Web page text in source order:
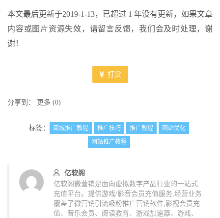
本文最后更新于2019-1-13，已超过 1 年没有更新，如果文章
内容或图片资源失效，请留言反馈，我们会及时处理，谢
谢！
打赏
分享到： 更多 (0)
标签： 商城推广教程 推广技巧 推广教程
网站优化
网站推广教程
亿软阁
亿软阁微营销是面向虚拟数字产品行业的一站式
充值平台。提供游戏/影音会员充值服务,经营业务
覆盖了微营销引流吸粉推广营销软件,影视会员充
值、音乐会员、阅读教育、游戏加速器、游戏、